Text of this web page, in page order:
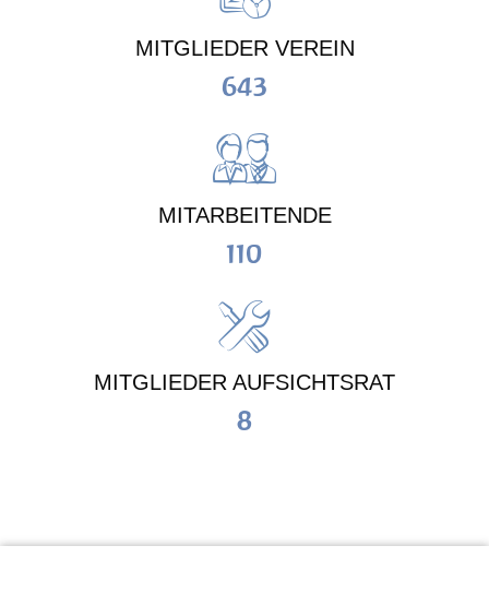
MITGLIEDER VEREIN
643
MITARBEITENDE
110
MITGLIEDER AUFSICHTSRAT
8